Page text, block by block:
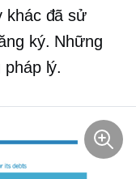
khác đã sử
ký. Những
lý.